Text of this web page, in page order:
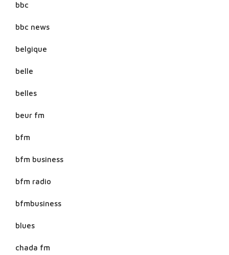
bbc
bbc news
belgique
belle
belles
beur fm
bfm
bfm business
bfm radio
bfmbusiness
blues
chada fm